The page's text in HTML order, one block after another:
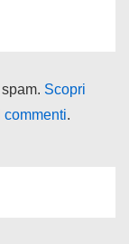
Scopri
.